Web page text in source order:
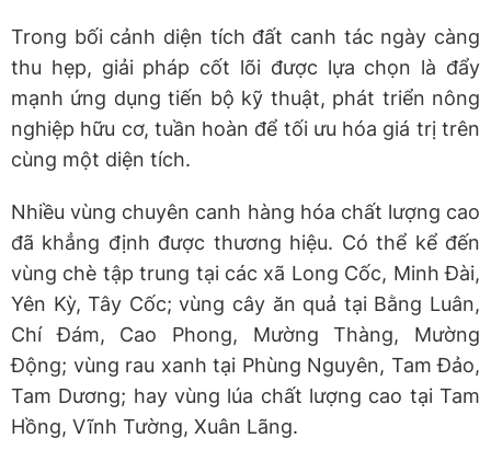
Trong bối cảnh diện tích đất canh tác ngày càng
thu hẹp, giải pháp cốt lõi được lựa chọn là đẩy
mạnh ứng dụng tiến bộ kỹ thuật, phát triển nông
nghiệp hữu cơ, tuần hoàn để tối ưu hóa giá trị trên
cùng một diện tích.
Nhiều vùng chuyên canh hàng hóa chất lượng cao
đã khẳng định được thương hiệu. Có thể kể đến
vùng chè tập trung tại các xã Long Cốc, Minh Đài,
Yên Kỳ, Tây Cốc; vùng cây ăn quả tại Bằng Luân,
Chí Đám, Cao Phong, Mường Thàng, Mường
Động; vùng rau xanh tại Phùng Nguyên, Tam Đảo,
Tam Dương; hay vùng lúa chất lượng cao tại Tam
Hồng, Vĩnh Tường, Xuân Lãng.